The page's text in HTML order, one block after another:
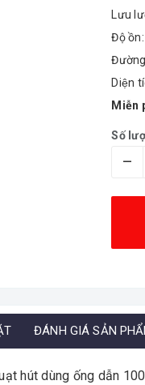
Lưu
Độ
Diện
Miễn
Số
–
ĐÁNH GIÁ SẢN
hút dùng ống dẫn